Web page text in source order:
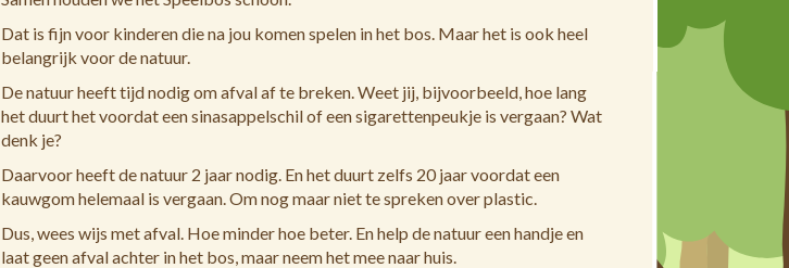
Dat is fijn voor kinderen die na jou komen spelen in het bos. Maar het is ook heel
belangrijk voor de natuur.
De natuur heeft tijd nodig om afval af te breken. Weet jij, bijvoorbeeld, hoe lang
het duurt het voordat een sinasappelschil of een sigarettenpeukje is vergaan? Wat
denk je?
Daarvoor heeft de natuur 2 jaar nodig. En het duurt zelfs 20 jaar voordat een
kauwgom helemaal is vergaan. Om nog maar niet te spreken over plastic.
Dus, wees wijs met afval. Hoe minder hoe beter. En help de natuur een handje en
laat geen afval achter in het bos, maar neem het mee naar huis.